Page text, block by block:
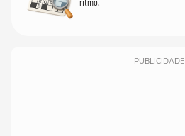
PUBLICIDADE